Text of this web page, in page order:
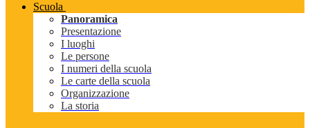
Scuola
Panoramica
Presentazione
I luoghi
Le persone
I numeri della scuola
Le carte della scuola
Organizzazione
La storia